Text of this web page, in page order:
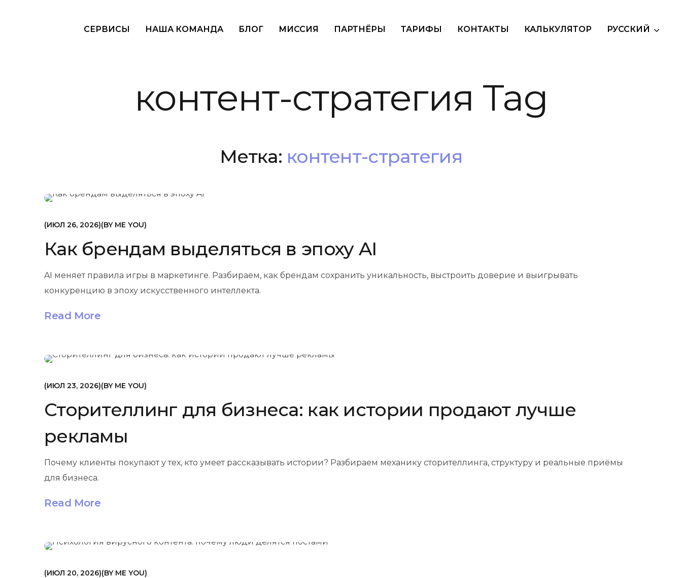
СЕРВИСЫ НАША КОМАНДА БЛОГ МИССИЯ ПАРТНЁРЫ ТАРИФЫ КОНТАКТЫ КАЛЬКУЛЯТОР РУССКИЙ
контент-стратегия Tag
Метка: контент-стратегия
МАРКЕТИНГ
ИЮЛ 26, 2026 BY ME YOU
Как брендам выделяться в эпоху AI
AI меняет правила игры в маркетинге. Разбираем, как брендам сохранить уникальность, выстроить доверие и выигрывать
конкуренцию в эпоху искусственного интеллекта.
Read More
МАРКЕТИНГ
ИЮЛ 23, 2026 BY ME YOU
Сторителлинг для бизнеса: как истории продают лучше
рекламы
Почему клиенты покупают у тех, кто умеет рассказывать истории? Разбираем механику сторителлинга, структуру и реальные приёмы
для бизнеса.
Read More
МАРКЕТИНГ
ИЮЛ 20, 2026 BY ME YOU